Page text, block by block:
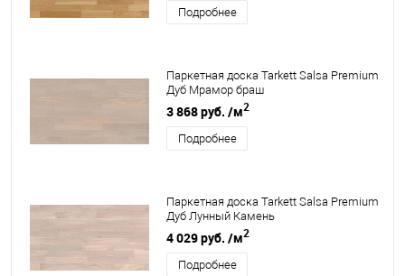
Подробнее
Паркетная доска Tarkett Salsa Premium
Дуб Мрамор браш
3 868 руб. /м2
Подробнее
Паркетная доска Tarkett Salsa Premium
Дуб Лунный Камень
4 029 руб. /м2
Подробнее